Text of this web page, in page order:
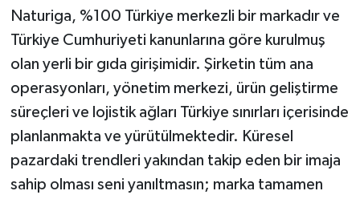
Naturiga, %100 Türkiye merkezli bir markadır ve
Türkiye Cumhuriyeti kanunlarına göre kurulmuş
olan yerli bir gıda girişimidir. Şirketin tüm ana
operasyonları, yönetim merkezi, ürün geliştirme
süreçleri ve lojistik ağları Türkiye sınırları içerisinde
planlanmakta ve yürütülmektedir. Küresel
pazardaki trendleri yakından takip eden bir imaja
sahip olması seni yanıltmasın; marka tamamen